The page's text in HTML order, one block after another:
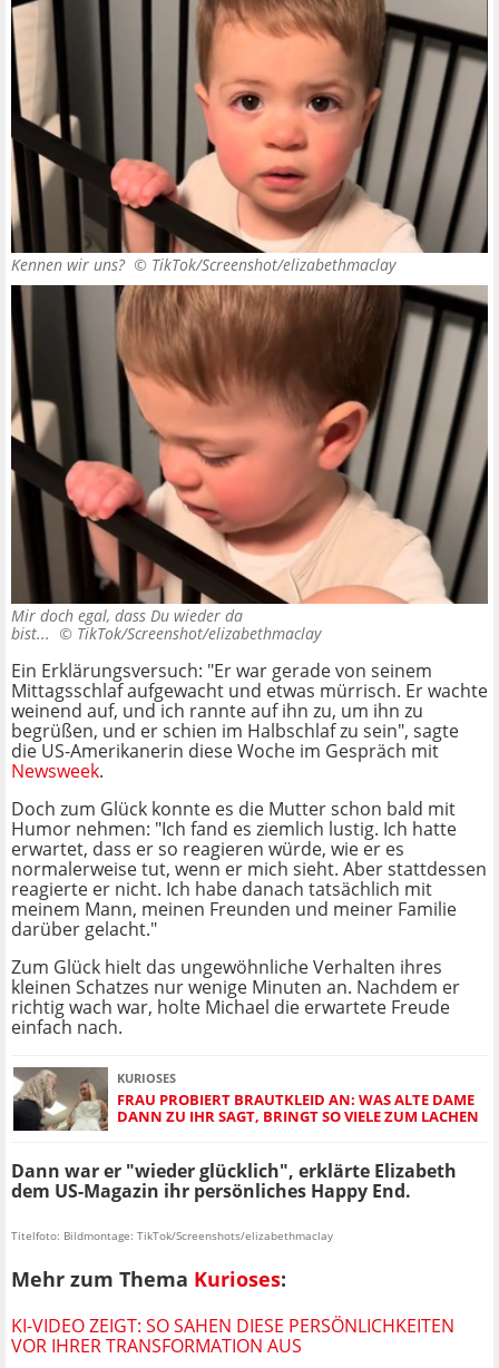
Kennen wir uns? © TikTok/Screenshot/elizabethmaclay
Mir doch egal, dass Du wieder da
bist... © TikTok/Screenshot/elizabethmaclay
Ein Erklärungsversuch: "Er war gerade von seinem
Mittagsschlaf aufgewacht und etwas mürrisch. Er wachte
weinend auf, und ich rannte auf ihn zu, um ihn zu
begrüßen, und er schien im Halbschlaf zu sein", sagte
die US-Amerikanerin diese Woche im Gespräch mit
Newsweek.
Doch zum Glück konnte es die Mutter schon bald mit
Humor nehmen: "Ich fand es ziemlich lustig. Ich hatte
erwartet, dass er so reagieren würde, wie er es
normalerweise tut, wenn er mich sieht. Aber stattdessen
reagierte er nicht. Ich habe danach tatsächlich mit
meinem Mann, meinen Freunden und meiner Familie
darüber gelacht."
Zum Glück hielt das ungewöhnliche Verhalten ihres
kleinen Schatzes nur wenige Minuten an. Nachdem er
richtig wach war, holte Michael die erwartete Freude
einfach nach.
KURIOSES
FRAU PROBIERT BRAUTKLEID AN: WAS ALTE DAME
DANN ZU IHR SAGT, BRINGT SO VIELE ZUM LACHEN
Dann war er "wieder glücklich", erklärte Elizabeth
dem US-Magazin ihr persönliches Happy End.
Titelfoto: Bildmontage: TikTok/Screenshots/elizabethmaclay
Mehr zum Thema Kurioses:
KI-VIDEO ZEIGT: SO SAHEN DIESE PERSÖNLICHKEITEN
VOR IHRER TRANSFORMATION AUS